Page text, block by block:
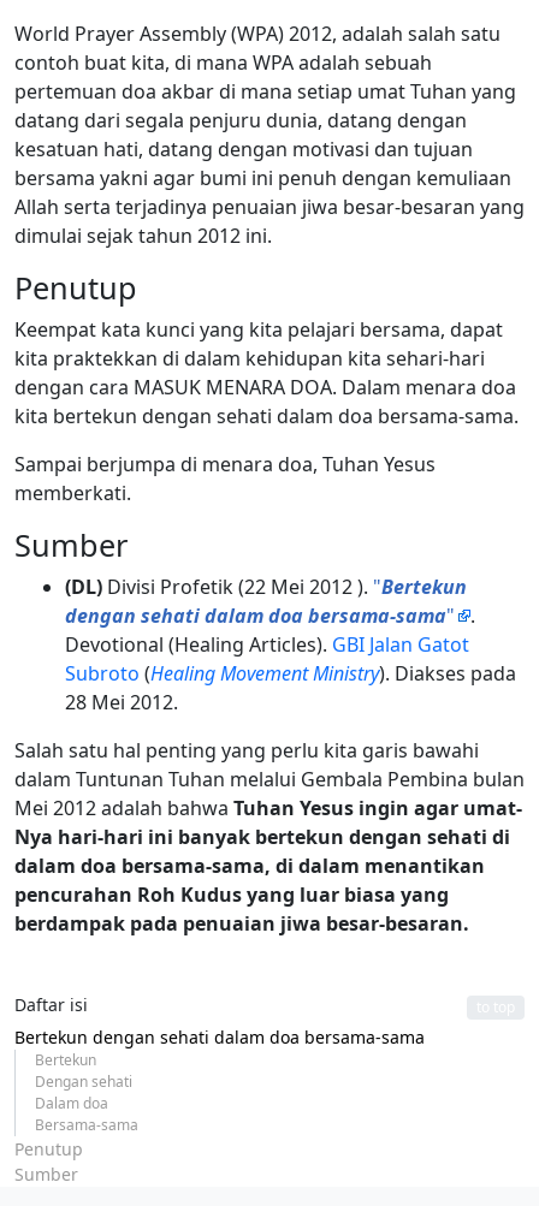
World Prayer Assembly (WPA) 2012, adalah salah satu
contoh buat kita, di mana WPA adalah sebuah
pertemuan doa akbar di mana setiap umat Tuhan yang
datang dari segala penjuru dunia, datang dengan
kesatuan hati, datang dengan motivasi dan tujuan
bersama yakni agar bumi ini penuh dengan kemuliaan
Allah serta terjadinya penuaian jiwa besar-besaran yang
dimulai sejak tahun 2012 ini.
Penutup
Keempat kata kunci yang kita pelajari bersama, dapat
kita praktekkan di dalam kehidupan kita sehari-hari
dengan cara MASUK MENARA DOA. Dalam menara doa
kita bertekun dengan sehati dalam doa bersama-sama.
Sampai berjumpa di menara doa, Tuhan Yesus
memberkati.
Sumber
(DL)Divisi Profetik (22 Mei 2012 ). "Bertekun
dengan sehati dalam doa bersama-sama"
.
Devotional (Healing Articles). GBI Jalan Gatot
Subroto (Healing Movement Ministry). Diakses pada
28 Mei 2012.
Salah satu hal penting yang perlu kita garis bawahi
dalam Tuntunan Tuhan melalui Gembala Pembina bulan
Mei 2012 adalah bahwa Tuhan Yesus ingin agar umat-
Nya hari-hari ini banyak bertekun dengan sehati di
dalam doa bersama-sama, di dalam menantikan
pencurahan Roh Kudus yang luar biasa yang
berdampak pada penuaian jiwa besar-besaran.
Daftar isi
Bertekun dengan sehati dalam doa bersama-sama
Bertekun
Dengan sehati
Dalam doa
Bersama-sama
Penutup
Sumber